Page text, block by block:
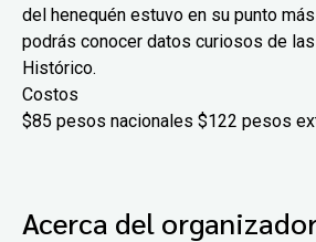
del henequén estuvo en su punto
podrás conocer datos curiosos de
Histórico.
Costos
$85 pesos nacionales $122 pesos
Acerca del